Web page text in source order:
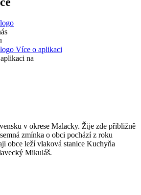
Více o aplikaci
na
v okrese Malacky. Žije zde přibližně
zmínka o obci pochází z roku
obce leží vlaková stanice Kuchyňa
Mikuláš.